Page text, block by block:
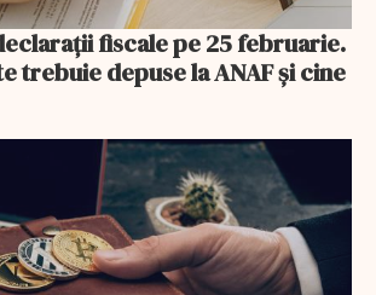
fiscale pe 25 februarie.
trebuie depuse la ANAF și cine